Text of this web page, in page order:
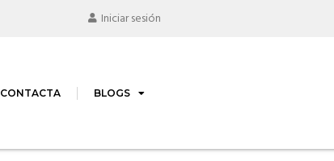
Iniciar sesión
CONTACTA BLOGS